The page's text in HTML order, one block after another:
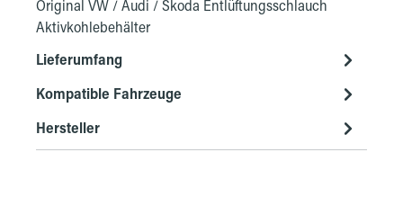
Original VW / Audi / Skoda Entlüftungsschlauch
Aktivkohlebehälter
Lieferumfang
Kompatible Fahrzeuge
Hersteller